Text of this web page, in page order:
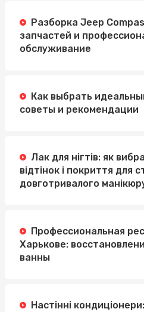
Разборка Jeep
запчастей и
обслуживание
Как выбрать
советы и рекомендации
Лак для нігтів: як
відтінок і покриття для
довготривалого
Профессиональная
Харькове:
ванны
Настінні